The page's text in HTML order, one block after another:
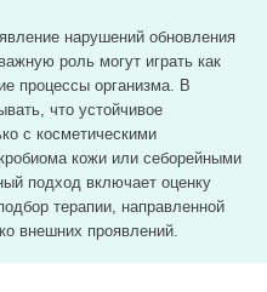
нарушений обновления
роль могут играть как
процессы организма. В
что устойчивое
с косметическими
кожи или себорейными
подход включает оценку
терапии, направленной
внешних проявлений.